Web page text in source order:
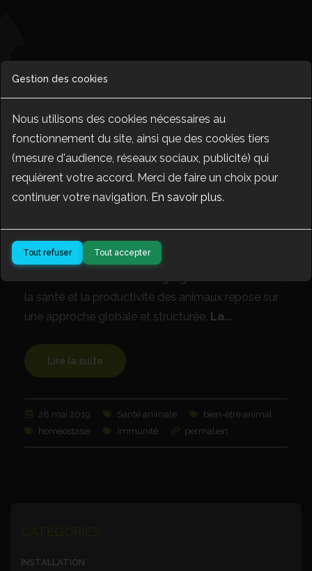
La méthode PEPSS décryptée :
comment améliorer la santé et
la résilience de vos troupeaux
la santé et la productivité des animaux repose sur
une approche globale et structurée. La...
Lire la suite
28 mai 2019 Santé animale
bien-être animal
homéostasie
immunité permalien
INSTALLATION
Gestion des cookies
Nous utilisons des cookies nécessaires au
fonctionnement du site, ainsi que des cookies tiers
(mesure d'audience, réseaux sociaux, publicité) qui
requièrent votre accord. Merci de faire un choix pour
continuer votre navigation. En savoir plus.
Tout refuser Tout accepter